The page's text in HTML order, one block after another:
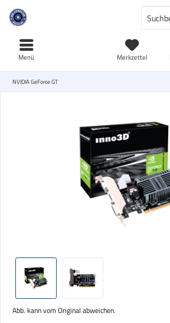
Merkzettel
Menü
NVIDIA GeForce GT
Abb. kann vom Original abweichen.